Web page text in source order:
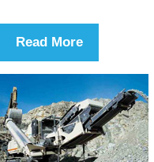
Read More